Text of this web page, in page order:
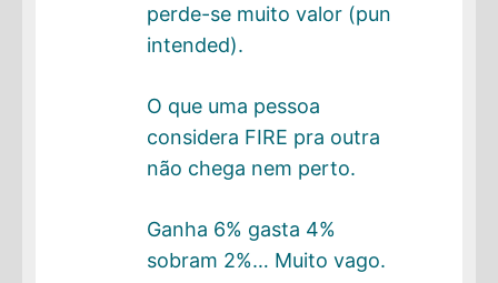
perde-se muito valor (pun
intended).
O que uma pessoa
considera FIRE pra outra
não chega nem perto.
Ganha 6% gasta 4%
sobram 2%… Muito vago.